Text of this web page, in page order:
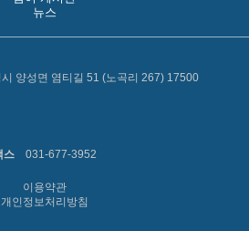
뉴스
양성면 염티길 51 (노곡리 267) 17500
스
031-677-3952
이용약관
개인정보처리방침